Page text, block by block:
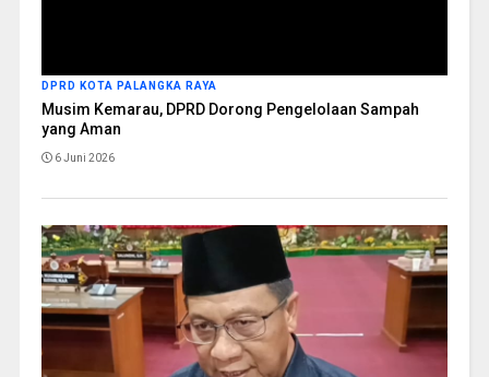
DPRD KOTA PALANGKA RAYA
Musim Kemarau, DPRD Dorong Pengelolaan Sampah
yang Aman
6 Juni 2026